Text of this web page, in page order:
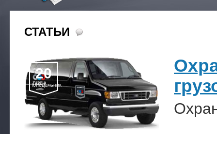
СТАТЬИ
20
Понедельник